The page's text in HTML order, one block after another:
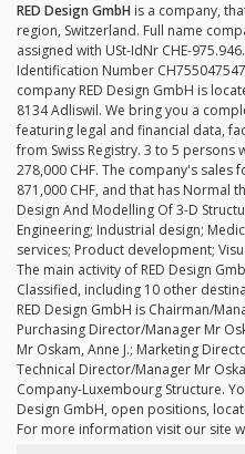
RED Design GmbH is a company,
region, Switzerland. Full name
assigned with USt-IdNr CHE-
Identification Number
company RED Design GmbH is
8134 Adliswil. We bring you a
featuring legal and financial data,
from Swiss Registry. 3 to 5 persons
278,000 CHF. The company's
871,000 CHF, and that has Normal
Design And Modelling Of 3-D
Engineering; Industrial design;
services; Product development;
The main activity of RED Design
Classified, including 10 other
RED Design GmbH is Chairman/
Purchasing Director/Manager Mr
Mr Oskam, Anne J.; Marketing
Technical Director/Manager Mr
Company-Luxembourg Structure.
Design GmbH, open positions,
For more information visit our site